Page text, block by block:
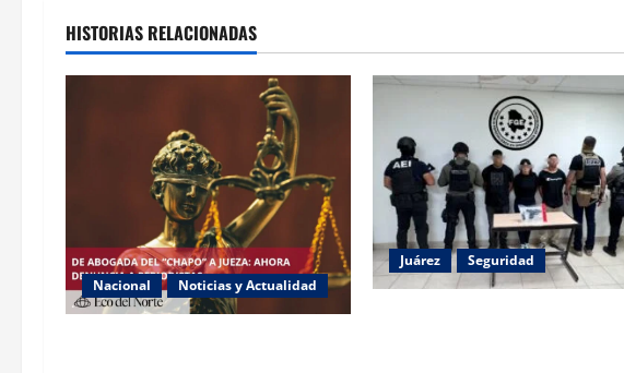
HISTORIAS RELACIONADAS
Nacional Noticias y Actualidad
Juárez Seguridad